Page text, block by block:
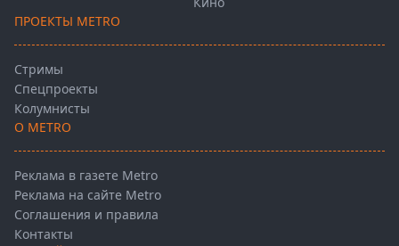
ПРОЕКТЫ METRO
Стримы
Спецпроекты
Колумнисты
О METRO
Реклама в газете Metro
Реклама на сайте Metro
Соглашения и правила
Контакты